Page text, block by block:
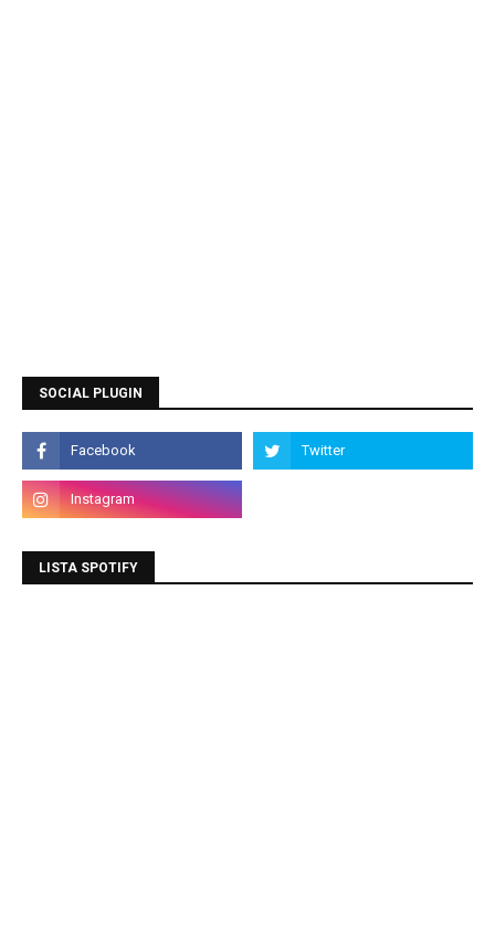
SOCIAL PLUGIN
LISTA SPOTIFY